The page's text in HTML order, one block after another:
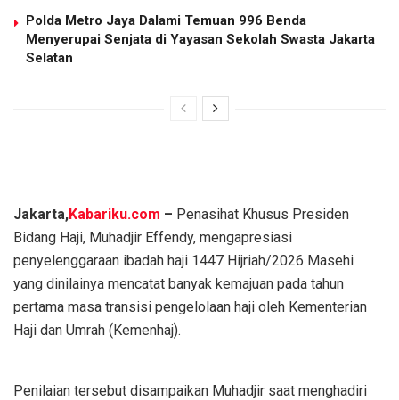
Polda Metro Jaya Dalami Temuan 996 Benda
Menyerupai Senjata di Yayasan Sekolah Swasta Jakarta
Selatan
Jakarta,Kabariku.com – Penasihat Khusus Presiden
Bidang Haji, Muhadjir Effendy, mengapresiasi
penyelenggaraan ibadah haji 1447 Hijriah/2026 Masehi
yang dinilainya mencatat banyak kemajuan pada tahun
pertama masa transisi pengelolaan haji oleh Kementerian
Haji dan Umrah (Kemenhaj).
Penilaian tersebut disampaikan Muhadjir saat menghadiri